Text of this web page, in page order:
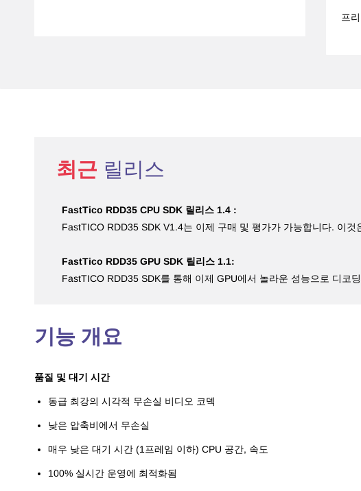
프
최근 릴리스
FastTico RDD35 CPU SDK 릴리스 1.4 :
FastTICO RDD35 SDK V1.4는 이제 구매 및 평가가 가능합니다. 이것
FastTico RDD35 GPU SDK 릴리스 1.1:
FastTICO RDD35 SDK를 통해 이제 GPU에서 놀라운 성능으로 디코
기능 개요
품질 및 대기 시간
동급 최강의 시각적 무손실 비디오 코덱
낮은 압축비에서 무손실
매우 낮은 대기 시간 (1프레임 이하) CPU 공간, 속도
100% 실시간 운영에 최적화됨